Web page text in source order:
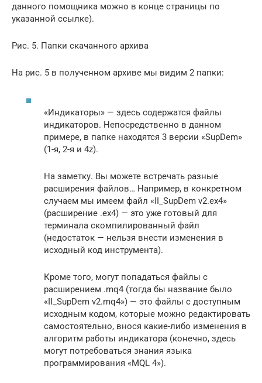
данного помощника можно в конце страницы по
указанной ссылке).
Рис. 5. Папки скачанного архива
На рис. 5 в полученном архиве мы видим 2 папки:
«Индикаторы» — здесь содержатся файлы
индикаторов. Непосредственно в данном
примере, в папке находятся 3 версии «SupDem»
(1-я, 2-я и 4z).
На заметку. Вы можете встречать разные
расширения файлов… Например, в конкретном
случаем мы имеем файл «II_SupDem v2.ex4»
(расширение .ex4) — это уже готовый для
терминала скомпилированный файл
(недостаток — нельзя внести изменения в
исходный код инструмента).
Кроме того, могут попадаться файлы с
расширением .mq4 (тогда бы название было
«II_SupDem v2.mq4») — это файлы с доступным
исходным кодом, которые можно редактировать
самостоятельно, внося какие-либо изменения в
алгоритм работы индикатора (конечно, здесь
могут потребоваться знания языка
программирования «MQL 4»).